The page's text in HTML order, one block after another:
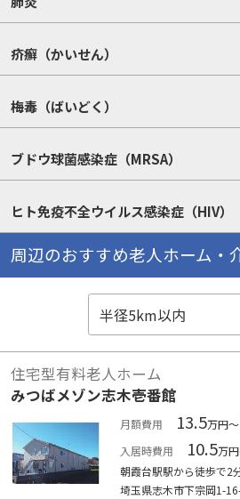
疥癬（かいせん）
梅毒（ばいどく）
ブドウ球菌感染症（MRSA）
ヒト免疫不全ウイルス感染症（HIV）
周辺のおすすめ老人ホーム・
住宅型有料老人ホーム
みつばメゾン志木壱番館
月額費用 13.5万円～
入居時費用
10.5万
朝霞台駅駅から徒歩で2
埼玉県志木市下宗岡1-